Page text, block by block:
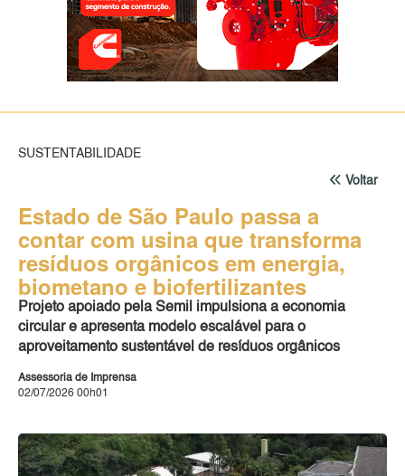
SUSTENTABILIDADE
Voltar
Estado de São Paulo passa a
contar com usina que transforma
resíduos orgânicos em energia,
biometano e biofertilizantes
Projeto apoiado pela Semil impulsiona a economia
circular e apresenta modelo escalável para o
aproveitamento sustentável de resíduos orgânicos
Assessoria de Imprensa
02/07/2026 00h01